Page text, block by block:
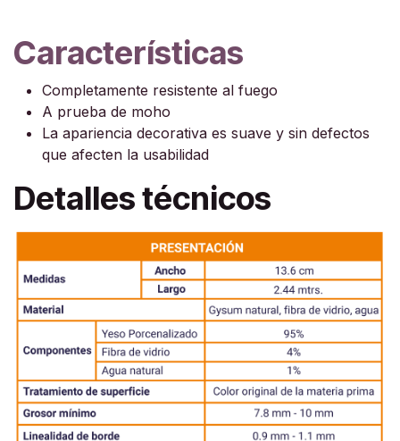
Características
Completamente resistente al fuego
A prueba de moho
La apariencia decorativa es suave y sin defectos
que afecten la usabilidad
Detalles técnicos